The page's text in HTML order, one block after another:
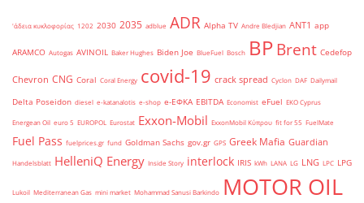
'άδεια κυκλοφορίας 1202 2030 2035 adblue ADR Alpha TV Andre Bledjian ANT1 app
ARAMCO Autogas AVINOIL Baker Hughes Biden Joe BlueFuel Bosch BPBrent Cedefop
Chevron CNG Coral Coral Energy covid-19 crack spread Cyclon DAF Dailymail
Delta Poseidon diesel e-katanalotis e-shop e-ΕΦΚΑ EBITDA Economist eFuel EKO Cyprus
Energean Oil euro 5 EUROPOL Eurostat Exxon-Mobil ExxonMobil Κύπρου fit for 55 FuelMate
Fuel Pass fuelprices.gr fund Goldman Sachs gov.gr GPS Greek Mafia Guardian
Handelsblatt HelleniQ Energy Inside Story interlock IRIS kWh LANA LG LNG LPC LPG
Lukoil Mediterranean Gas mini market Mohammad Sanusi Barkindo MOTOR OIL